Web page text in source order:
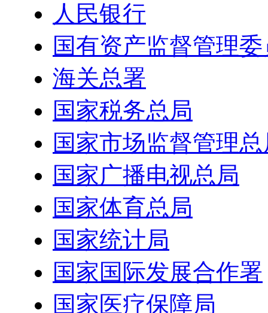
人民银行
国有资产监督管理
海关总署
国家税务总局
国家市场监督管理
国家广播电视总局
国家体育总局
国家统计局
国家国际发展合作署
国家医疗保障局